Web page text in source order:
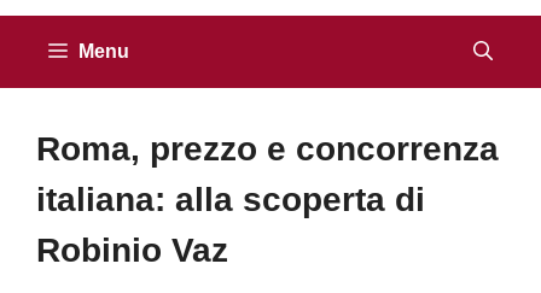
Menu
Roma, prezzo e concorrenza
italiana: alla scoperta di
Robinio Vaz